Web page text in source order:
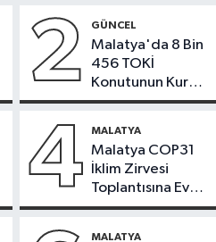
2 GÜNCEL
Malatya'da 8 Bin
456 TOKİ
Konutunun Kurası
Bugün Çekiliyor
4 MALATYA
Malatya COP31
İklim Zirvesi
Toplantısına Ev
Sahipliği Yaptı
MALATYA